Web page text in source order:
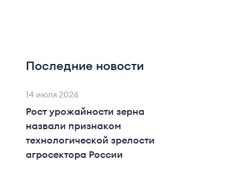
Последние новости
14 июля 2026
Рост урожайности зерна
назвали признаком
технологической зрелости
агросектора России